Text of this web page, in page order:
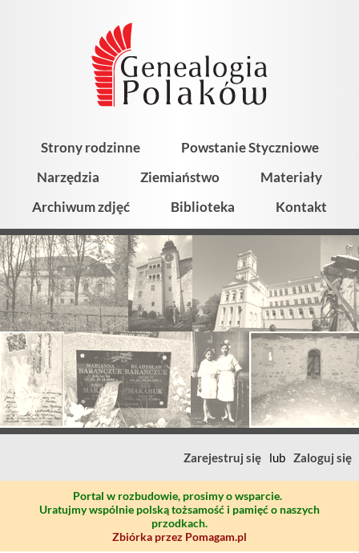
Strony rodzinne
Powstanie Styczniowe
Narzędzia
Ziemiaństwo
Materiały
Archiwum zdjęć
Biblioteka Kontakt
Zarejestruj się lub Zaloguj się
Portal w rozbudowie, prosimy o wsparcie.
Uratujmy wspólnie polską tożsamość i pamięć o naszych
przodkach.
Zbiórka przez Pomagam.pl